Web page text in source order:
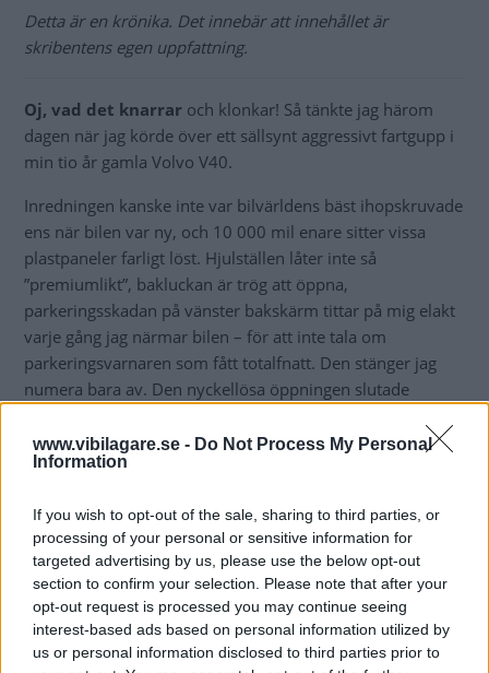
www.vibilagare.se - Do Not Process My Personal
Information
If you wish to opt-out of the sale, sharing to third parties, or
processing of your personal or sensitive information for
targeted advertising by us, please use the below opt-out
section to confirm your selection. Please note that after your
opt-out request is processed you may continue seeing
interest-based ads based on personal information utilized by
us or personal information disclosed to third parties prior to
Detta är en krönika. Det innebär att innehållet är
skribentens egen uppfattning.
Oj, vad det knarrar och klonkar! Så tänkte jag härom
dagen när jag körde över ett sällsynt aggressivt fartgupp i
min tio år gamla Volvo V40.
Inredningen kanske inte var bilvärldens bäst ihopskruvade
ens när bilen var ny, och 10 000 mil enare sitter vissa
plastpaneler farligt löst. Hjulställen låter inte så
”premiumlikt”, bakluckan är trög att öppna,
parkeringsskadan på vänster bakskärm tittar på mig elakt
varje gång jag närmar bilen – för att inte tala om
parkeringsvarnaren som fått totalfnatt. Den stänger jag
numera bara av. Den nyckellösa öppningen slutade
trodde. Regnsensorn likaså.
du förstås. Kostnaden är en anledning. Men förra veckan
hände också något annat som fick mig att se min egen bil i
helt ny dager.
Fartguppet som fick min bil att knarra
fick den lilla ”Tjidoon” att hoppa